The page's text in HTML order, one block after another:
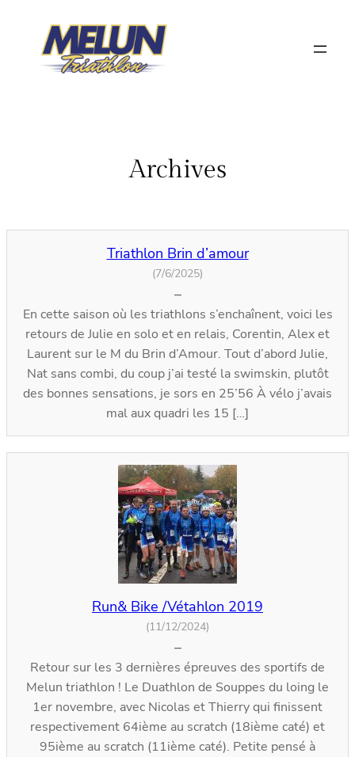
contenu
Archives
Triathlon Brin d’amour
(7/6/2025)
–
En cette saison où les triathlons s’enchaînent, voici les
retours de Julie en solo et en relais, Corentin, Alex et
Laurent sur le M du Brin d’Amour. Tout d’abord Julie,
Nat sans combi, du coup j’ai testé la swimskin, plutôt
des bonnes sensations, je sors en 25’56 À vélo j’avais
mal aux quadri les 15 […]
Run& Bike /Vétahlon 2019
(11/12/2024)
–
Retour sur les 3 dernières épreuves des sportifs de
Melun triathlon ! Le Duathlon de Souppes du loing le
1er novembre, avec Nicolas et Thierry qui finissent
respectivement 64ième au scratch (18ième caté) et
95ième au scratch (11ième caté). Petite pensé à